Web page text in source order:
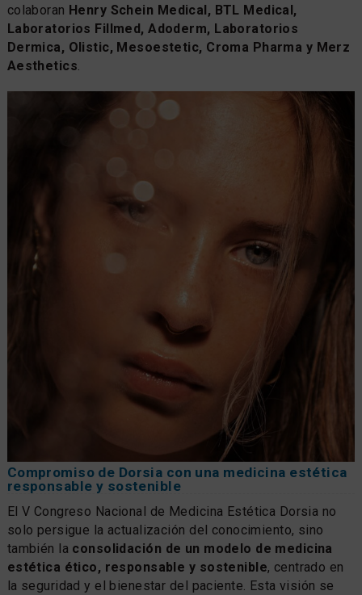
colaboran Henry Schein Medical, BTL Medical,
Laboratorios Fillmed, Adoderm, Laboratorios
Dermica, Olistic, Mesoestetic, Croma Pharma y Merz
Aesthetics.
Compromiso de Dorsia con una medicina estética
responsable y sostenible
El V Congreso Nacional de Medicina Estética Dorsia no
solo persigue la actualización del conocimiento, sino
también la consolidación de un modelo de medicina
estética ético, responsable y sostenible, centrado en
la seguridad y el bienestar del paciente. Esta visión se